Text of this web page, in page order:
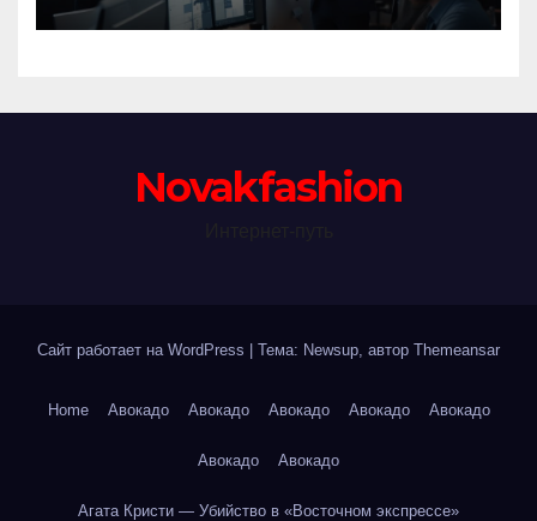
Novakfashion
Сайт работает на WordPress Тема: Newsup, автор Themeansar
Home Авокадо Авокадо Авокадо Авокадо Авокадо
Авокадо Авокадо
Агата Кристи — Убийство в «Восточном экспрессе»